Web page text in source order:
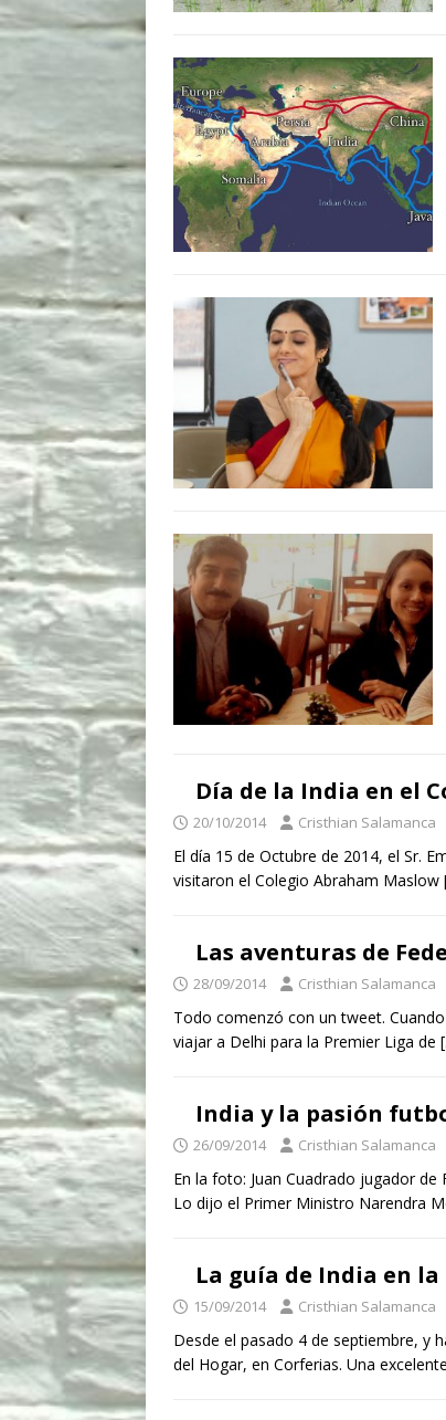
Día de la India en el
20/10/2014 Cristhian Salamanca
El día 15 de Octubre de 2014, el Sr.
visitaron el Colegio Abraham Maslow
Las aventuras de
28/09/2014 Cristhian Salamanca
Todo comenzó con un tweet.
viajar a Delhi para la Premier Liga de
India y la pasión
26/09/2014 Cristhian Salamanca
En la foto: Juan Cuadrado jugador
Lo dijo el Primer Ministro Narendra
La guía de India en
15/09/2014 Cristhian Salamanca
Desde el pasado 4 de septiembre, y
del Hogar, en Corferias. Una excelente